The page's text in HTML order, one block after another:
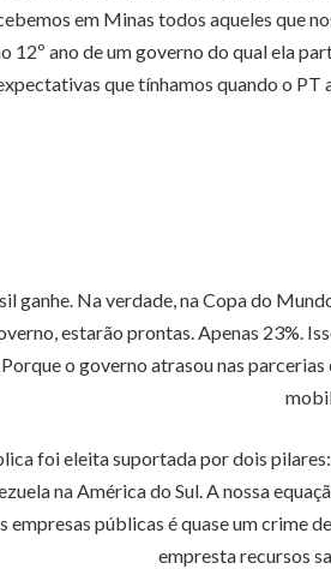
em Minas todos aqueles que
12º ano de um governo do qual ela
que tínhamos quando o
ganhe. Na verdade, na Copa do
estarão prontas. Apenas 23%.
o governo atrasou nas
foi eleita suportada por dois
na América do Sul. A nossa
empresas públicas é quase um crime
empresta recursos